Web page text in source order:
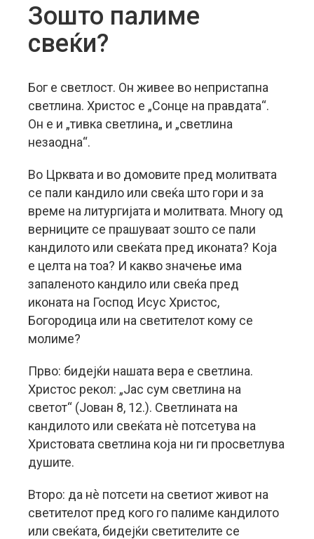
Зошто палиме
свеќи?
Бог е светлост. Он живее во непристапна
светлина. Христос е „Сонце на правдата“.
Он е и „тивка светлина„ и „светлина
незаодна“.
Во Црквата и во домовите пред молитвата
се пали кандило или свеќа што гори и за
време на литургијата и молитвата. Многу од
верниците се прашуваат зошто се пали
кандилото или свеќата пред иконата? Која
е целта на тоа? И какво значење има
запаленото кандило или свеќа пред
иконата на Господ Исус Христос,
Богородица или на светителот кому се
молиме?
Прво: бидејќи нашата вера е светлина.
Христос рекол: „Јас сум светлина на
светот“ (Јован 8, 12.). Светлината на
кандилото или свеќата нè потсетува на
Христовата светлина која ни ги просветлува
душите.
Второ: да нè потсети на светиот живот на
светителот пред кого го палиме кандилото
или свеќата, бидејќи светителите се